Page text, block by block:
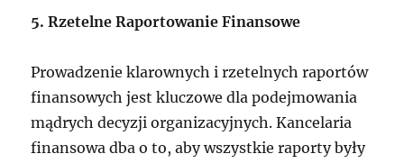
5. Rzetelne Raportowanie Finansowe
Prowadzenie klarownych i rzetelnych raportów
finansowych jest kluczowe dla podejmowania
mądrych decyzji organizacyjnych. Kancelaria
finansowa dba o to, aby wszystkie raporty były